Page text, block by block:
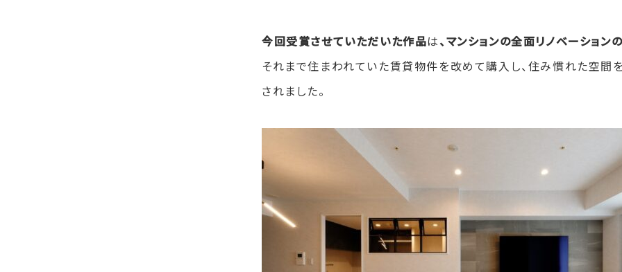
今回受賞させていただいた作品は、マンションの全面リノベーション
それまで住まわれていた賃貸物件を改めて購入し、住み慣れた空間
されました。